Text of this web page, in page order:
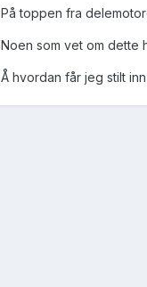
På toppen fra
Noen som vet om dette
Å hvordan får jeg stilt